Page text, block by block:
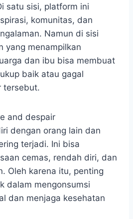
satu sisi, platform ini
komunitas, dan
Namun di sisi
yang menampilkan
dan ibu bisa membuat
baik atau gagal
tersebut.
and despair
dengan orang lain dan
terjadi. Ini bisa
cemas, rendah diri, dan
Oleh karena itu, penting
dalam mengonsumsi
dan menjaga kesehatan